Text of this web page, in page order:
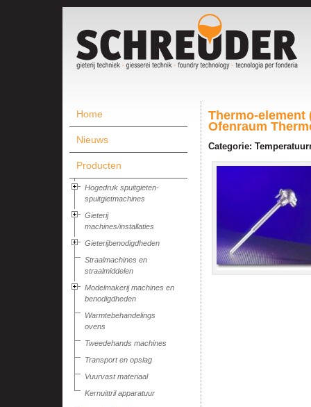
Home
Nieuws
Producten
Hogedruk spuitgieten-
spuitgietmachines
Gieterij
machines/installaties
Gieterijbenodigdheden
Straalmachines en
straalmiddelen
Modelmakerij machines en
benodigdheden
Warmtebehandelings
ovens
Tweedehands machines
Transport en opslag
Vuurvast materiaal
Kernuittril apparatuur
Thermo-element
Ofenraum
Categorie: